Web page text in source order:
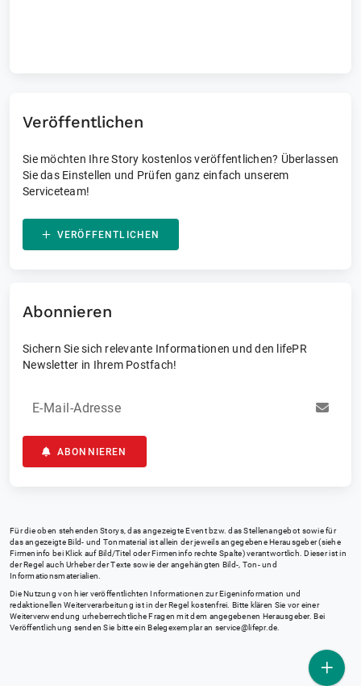
Veröffentlichen
Sie möchten Ihre Story kostenlos veröffentlichen? Überlassen
Sie das Einstellen und Prüfen ganz einfach unserem
Serviceteam!
VERÖFFENTLICHEN
Abonnieren
Sichern Sie sich relevante Informationen und den lifePR
Newsletter in Ihrem Postfach!
E-Mail-Adresse
ABONNIEREN
Für die oben stehenden Storys, das angezeigte Event bzw. das Stellenangebot sowie für
das angezeigte Bild- und Tonmaterial ist allein der jeweils angegebene Herausgeber (siehe
Firmeninfo bei Klick auf Bild/Titel oder Firmeninfo rechte Spalte) verantwortlich. Dieser ist in
der Regel auch Urheber der Texte sowie der angehängten Bild-, Ton- und
Informationsmaterialien.
Die Nutzung von hier veröffentlichten Informationen zur Eigeninformation und
redaktionellen Weiterverarbeitung ist in der Regel kostenfrei. Bitte klären Sie vor einer
Weiterverwendung urheberrechtliche Fragen mit dem angegebenen Herausgeber. Bei
Veröffentlichung senden Sie bitte ein Belegexemplar an service@lifepr.de